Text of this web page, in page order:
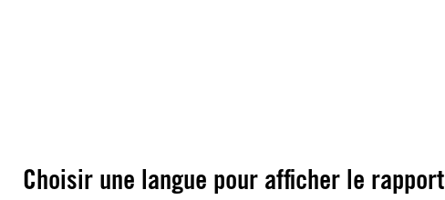
Choisir une langue pour afficher le rapport